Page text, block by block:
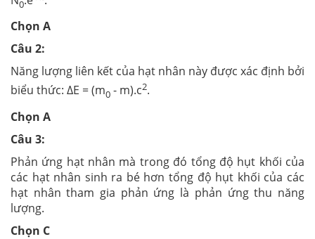
0
Chọn A
Câu 2:
Năng lượng liên kết của hạt nhân này được xác định bởi
biểu thức: ΔE = (m0 - m).c2.
Chọn A
Câu 3:
Phản ứng hạt nhân mà trong đó tổng độ hụt khối của
các hạt nhân sinh ra bé hơn tổng độ hụt khối của các
hạt nhân tham gia phản ứng là phản ứng thu năng
lượng.
Chọn C